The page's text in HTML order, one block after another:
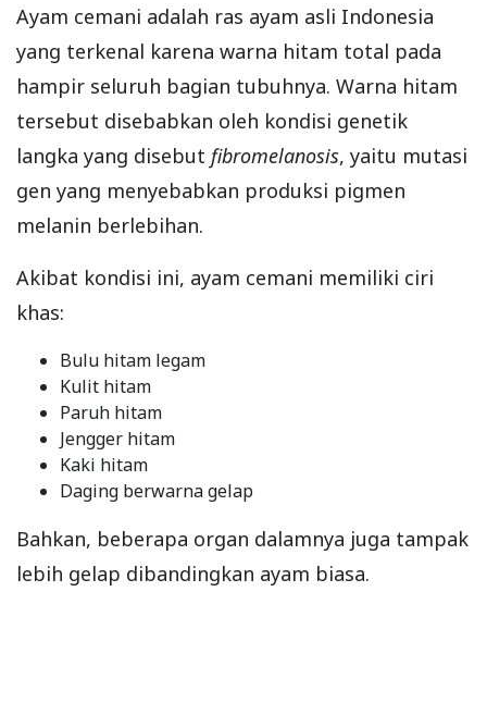
Ayam cemani adalah ras ayam asli Indonesia
yang terkenal karena warna hitam total pada
hampir seluruh bagian tubuhnya. Warna hitam
tersebut disebabkan oleh kondisi genetik
langka yang disebut fibromelanosis, yaitu mutasi
gen yang menyebabkan produksi pigmen
melanin berlebihan.
Akibat kondisi ini, ayam cemani memiliki ciri
khas:
Bulu hitam legam
Kulit hitam
Paruh hitam
Jengger hitam
Kaki hitam
Daging berwarna gelap
Bahkan, beberapa organ dalamnya juga tampak
lebih gelap dibandingkan ayam biasa.